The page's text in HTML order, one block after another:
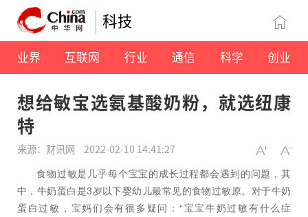
科技
业界 互联网 行业 通信 科学 创业
想给敏宝选氨基酸奶粉，就选纽康
特
来源：财讯网 2022-02-10 14:41:27
食物过敏是几乎每个宝宝的成长过程都会遇到的问题，其
中，牛奶蛋白是3岁以下婴幼儿最常见的食物过敏原。对于牛奶
蛋白过敏，宝妈们会有很多疑问：“宝宝牛奶过敏有什么症